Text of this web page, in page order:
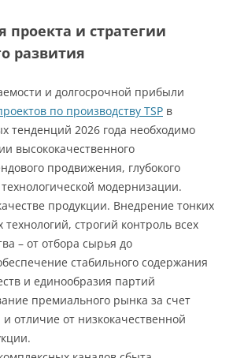
проекта и стратегии
развития
и долгосрочной прибыли
по производству TSP в
тенденций 2026 года необходимо
высококачественного
продвижения, глубокого
модернизации.
продукции. Внедрение тонких
строгий контроль всех
– от отбора сырья до
стабильного содержания
и единообразия партий
премиального рынка за счет
и отличие от низкокачественной